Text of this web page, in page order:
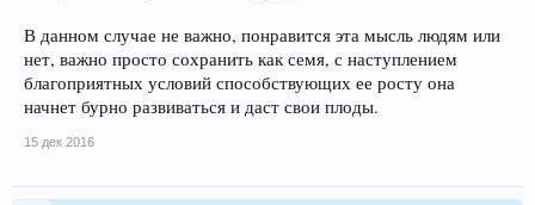
В данном случае не важно, понравится эта мысль людям или
нет, важно просто сохранить как семя, с наступлением
благоприятных условий способствующих ее росту она
начнет бурно развиваться и даст свои плоды.
15 дек 2016